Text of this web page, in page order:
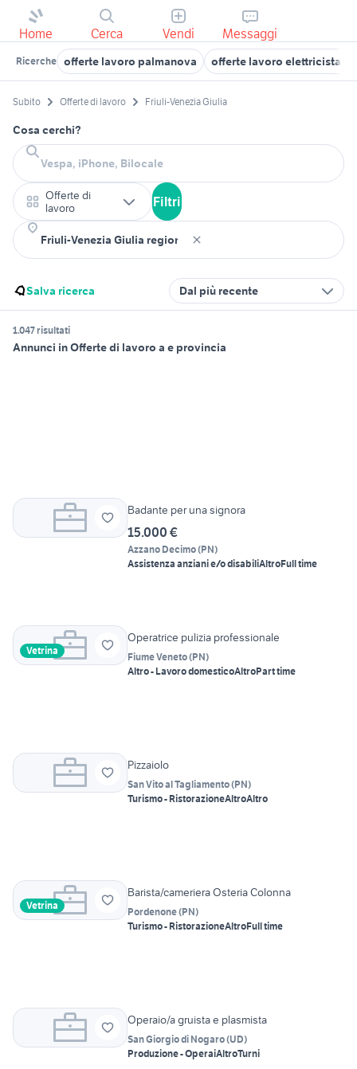
Home Cerca Vendi Messaggi
Ricerche offerte lavoro palmanova offerte lavoro elettricista
Subito Offerte di lavoro Friuli-Venezia Giulia
Cosa cerchi?
Offerte di
lavoro
Filtri
Salva ricerca Dal più recente
1.047 risultati
Annunci in Offerte di lavoro a e provincia
Badante per una signora
15.000 €
Azzano Decimo(PN)
Assistenza anziani e/o disabiliAltroFull time
Vetrina
Operatrice pulizia professionale
Fiume Veneto(PN)
Altro - Lavoro domesticoAltroPart time
Pizzaiolo
San Vito al Tagliamento(PN)
Turismo - RistorazioneAltroAltro
Vetrina
Barista/cameriera Osteria Colonna
Pordenone(PN)
Turismo - RistorazioneAltroFull time
Operaio/a gruista e plasmista
San Giorgio di Nogaro(UD)
Produzione - OperaiAltroTurni